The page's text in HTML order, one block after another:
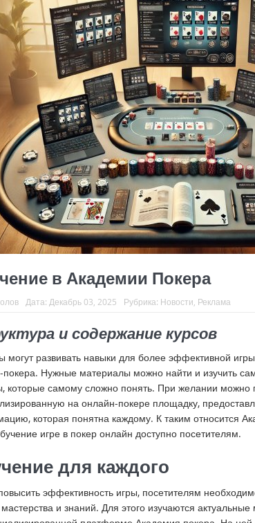
в Академии Покера
Дата: Декабрь 03, 2025 Рубрика: Новости Реклама
и содержание курсов
могут развивать навыки для более эффективной
Нужные материалы можно найти и изучить
которые самому сложно понять. При желании можно
на онлайн-покере площадку,
которая понятна каждому. К таким относится
игре в покер онлайн доступно посетителям.
для каждого
эффективность игры, посетителям
и знаний. Для этого изучаются